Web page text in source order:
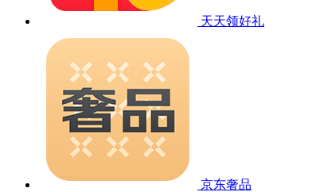
天天领好礼
京东奢品